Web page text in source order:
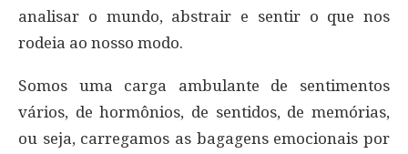
analisar o mundo, abstrair e sentir o que nos
rodeia ao nosso modo.
Somos uma carga ambulante de sentimentos
vários, de hormônios, de sentidos, de memórias,
ou seja, carregamos as bagagens emocionais por